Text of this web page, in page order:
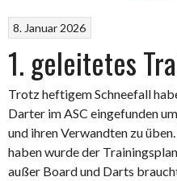
8. Januar 2026
1. geleitetes
Trotz heftigem Schneefall
Darter im ASC eingefunden
und ihren Verwandten zu
haben wurde der
außer Board und Darts